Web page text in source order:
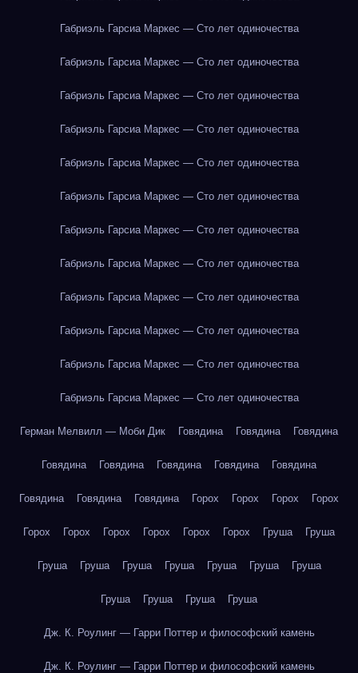
Габриэль Гарсиа Маркес — Сто лет одиночества
Габриэль Гарсиа Маркес — Сто лет одиночества
Габриэль Гарсиа Маркес — Сто лет одиночества
Габриэль Гарсиа Маркес — Сто лет одиночества
Габриэль Гарсиа Маркес — Сто лет одиночества
Габриэль Гарсиа Маркес — Сто лет одиночества
Габриэль Гарсиа Маркес — Сто лет одиночества
Габриэль Гарсиа Маркес — Сто лет одиночества
Габриэль Гарсиа Маркес — Сто лет одиночества
Габриэль Гарсиа Маркес — Сто лет одиночества
Габриэль Гарсиа Маркес — Сто лет одиночества
Габриэль Гарсиа Маркес — Сто лет одиночества
Герман Мелвилл — Моби Дик Говядина Говядина Говядина
Говядина Говядина Говядина Говядина Говядина
Говядина Говядина Говядина Горох Горох Горох Горох
Горох Горох Горох Горох Горох Горох Груша Груша
Груша Груша Груша Груша Груша Груша Груша
Груша Груша Груша Груша
Дж. К. Роулинг — Гарри Поттер и философский камень
Дж. К. Роулинг — Гарри Поттер и философский камень